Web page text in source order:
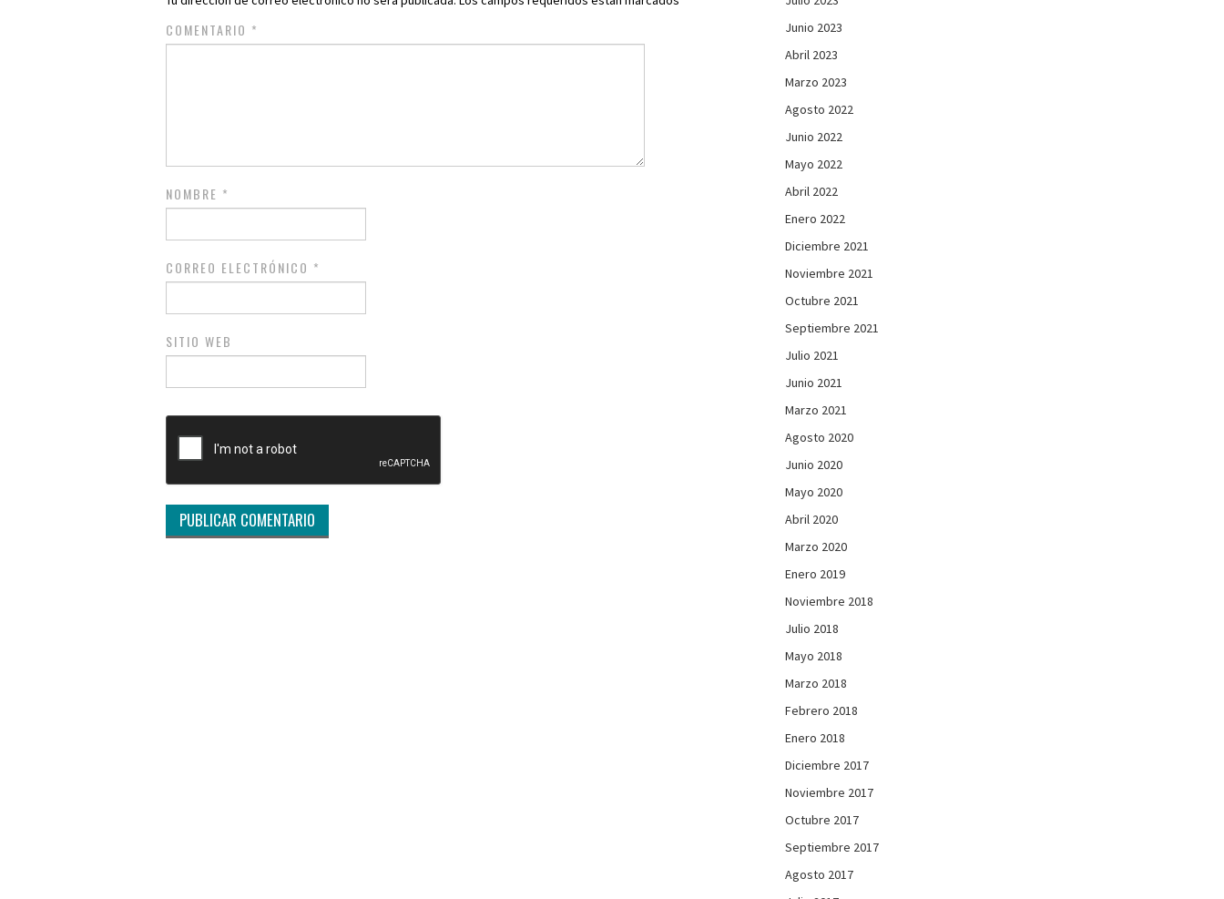
COMENTARIO *
NOMBRE *
CORREO ELECTRÓNICO *
SITIO WEB
Junio 2023
Abril 2023
Marzo 2023
Agosto 2022
Junio 2022
Mayo 2022
Abril 2022
Enero 2022
Diciembre 2021
Noviembre 2021
Octubre 2021
Septiembre 2021
Julio 2021
Junio 2021
Marzo 2021
Agosto 2020
Junio 2020
Mayo 2020
Abril 2020
Marzo 2020
Enero 2019
Noviembre 2018
Julio 2018
Mayo 2018
Marzo 2018
Febrero 2018
Enero 2018
Diciembre 2017
Noviembre 2017
Octubre 2017
Septiembre 2017
Agosto 2017